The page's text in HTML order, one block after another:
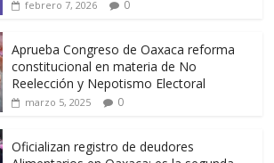
febrero 7, 2026 0
Aprueba Congreso de Oaxaca reforma
constitucional en materia de No
Reelección y Nepotismo Electoral
marzo 5, 2025 0
Oficializan registro de deudores